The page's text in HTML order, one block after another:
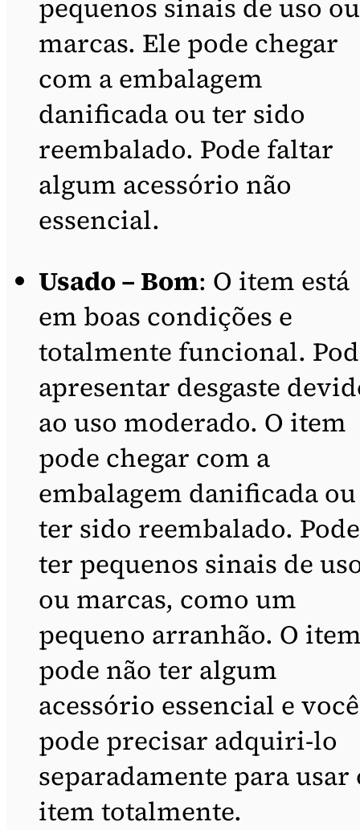
pequenos sinais de uso ou
marcas. Ele pode chegar
com a embalagem
danificada ou ter sido
reembalado. Pode faltar
algum acessório não
essencial.
Usado – Bom: O item está
em boas condições e
totalmente funcional.
apresentar desgaste
ao uso moderado. O item
pode chegar com a
embalagem danificada ou
ter sido reembalado. Pode
ter pequenos sinais de
ou marcas, como um
pequeno arranhão. O
pode não ter algum
acessório essencial e você
pode precisar adquiri-lo
separadamente para usar
item totalmente.